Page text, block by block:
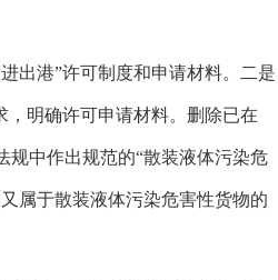
出港”许可制度和申请材料。二是
，明确许可申请材料。删除已在
规中作出规范的“散装液体污染危
属于散装液体污染危害性货物的